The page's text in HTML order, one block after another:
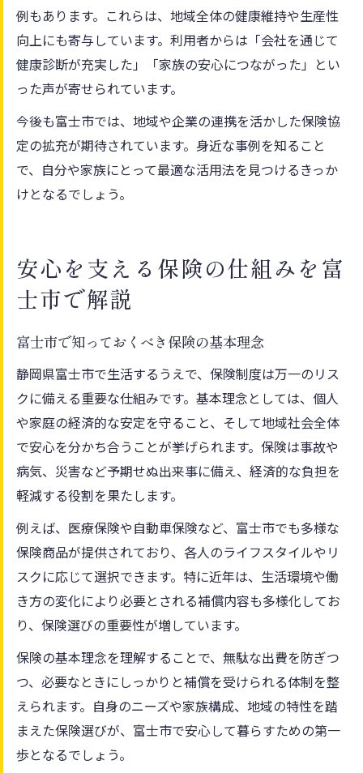
例もあります。これらは、地域全体の健康維持や生産性
向上にも寄与しています。利用者からは「会社を通じて
健康診断が充実した」「家族の安心につながった」とい
った声が寄せられています。
今後も富士市では、地域や企業の連携を活かした保険協
定の拡充が期待されています。身近な事例を知ること
で、自分や家族にとって最適な活用法を見つけるきっか
けとなるでしょう。
安心を支える保険の仕組みを富
士市で解説
富士市で知っておくべき保険の基本理念
静岡県富士市で生活するうえで、保険制度は万一のリス
クに備える重要な仕組みです。基本理念としては、個人
や家庭の経済的な安定を守ること、そして地域社会全体
で安心を分かち合うことが挙げられます。保険は事故や
病気、災害など予期せぬ出来事に備え、経済的な負担を
軽減する役割を果たします。
例えば、医療保険や自動車保険など、富士市でも多様な
保険商品が提供されており、各人のライフスタイルやリ
スクに応じて選択できます。特に近年は、生活環境や働
き方の変化により必要とされる補償内容も多様化してお
り、保険選びの重要性が増しています。
保険の基本理念を理解することで、無駄な出費を防ぎつ
つ、必要なときにしっかりと補償を受けられる体制を整
えられます。自身のニーズや家族構成、地域の特性を踏
まえた保険選びが、富士市で安心して暮らすための第一
歩となるでしょう。